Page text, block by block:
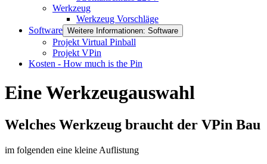
Werkzeug
Werkzeug Vorschläge
Software Weitere Informationen: Software
Projekt Virtual Pinball
Projekt VPin
Kosten - How much is the Pin
Eine Werkzeugauswahl
Welches Werkzeug braucht der VPin Bau
im folgenden eine kleine Auflistung